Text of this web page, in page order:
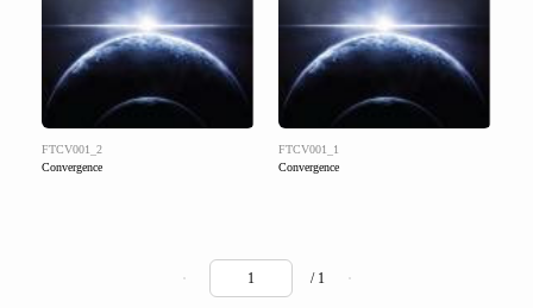
FTCV001_2
Convergence
FTCV001_1
Convergence
/ 1